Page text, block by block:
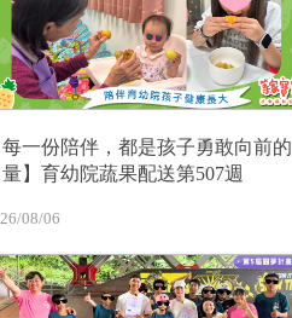
一份陪伴，都是孩子勇敢向前的
】育幼院蔬果配送第507週
08/06